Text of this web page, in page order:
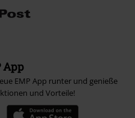
App
EMP App runter und genieße
und Vorteile!